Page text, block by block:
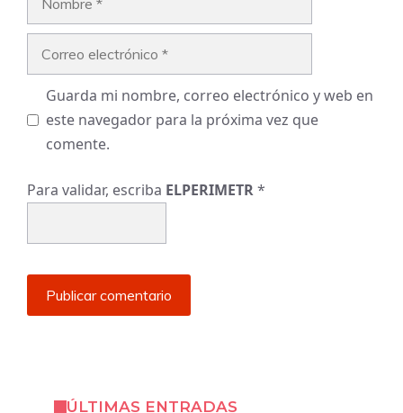
Guarda mi nombre, correo electrónico y web en
este navegador para la próxima vez que
comente.
Para validar, escriba ELPERIMETR*
ÚLTIMAS ENTRADAS